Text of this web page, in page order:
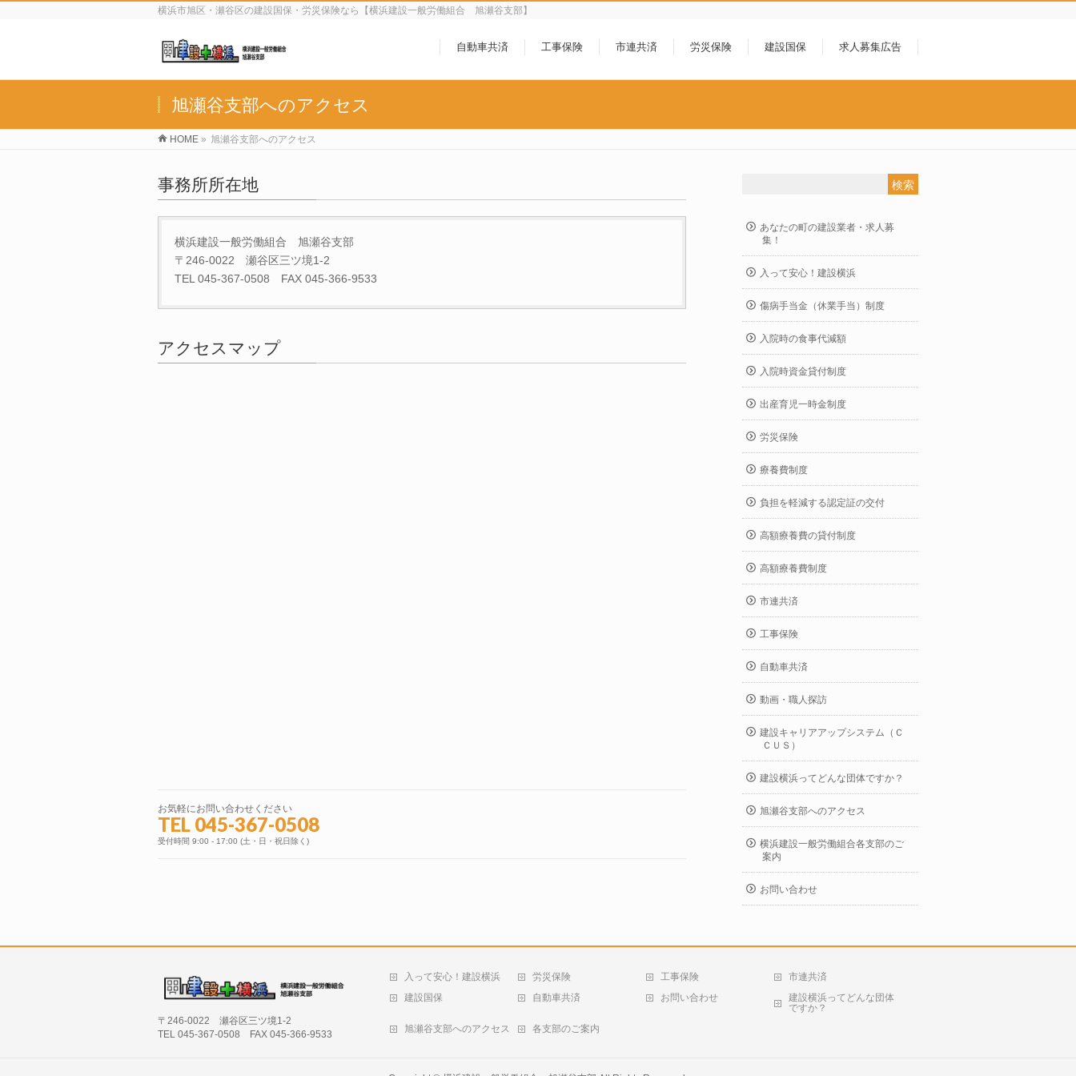
横浜市旭区・瀬谷区の建設国保・労災保険なら【横浜建設一般労働組合 旭瀬谷支部】
自動車共済 工事保険 市連共済 労災保険 建設国保 求人募集広告
旭瀬谷支部へのアクセス
HOME » 旭瀬谷支部へのアクセス
事務所所在地
横浜建設一般労働組合 旭瀬谷支部
〒246-0022 瀬谷区三ツ境1-2
TEL 045-367-0508 FAX 045-366-9533
アクセスマップ
お気軽にお問い合わせください
TEL 045-367-0508
受付時間 9:00 - 17:00 (土・日・祝日除く)
あなたの町の建設業者・求人募
集！
入って安心！建設横浜
傷病手当金（休業手当）制度
入院時の食事代減額
入院時資金貸付制度
出産育児一時金制度
労災保険
療養費制度
負担を軽減する認定証の交付
高額療養費の貸付制度
高額療養費制度
市連共済
工事保険
自動車共済
動画・職人探訪
建設キャリアアップシステム（Ｃ
ＣＵＳ）
建設横浜ってどんな団体ですか？
旭瀬谷支部へのアクセス
横浜建設一般労働組合各支部のご
案内
お問い合わせ
〒246-0022 瀬谷区三ツ境1-2
TEL 045-367-0508 FAX 045-366-9533
入って安心！建設横浜 労災保険 工事保険
市連共済
建設国保
自動車共済 お問い合わせ
建設横浜ってどんな団体
ですか？
旭瀬谷支部へのアクセス
各支部のご案内